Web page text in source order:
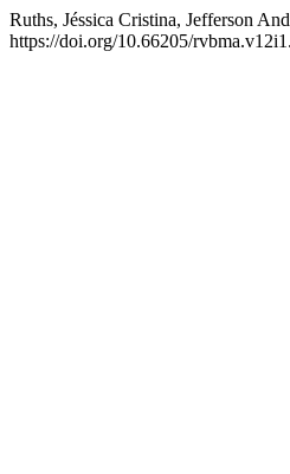
Ruths, Jéssica Cristina, Jefferson
https://doi.org/10.66205/